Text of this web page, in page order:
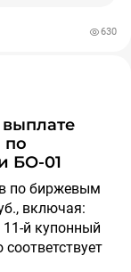
рисками и
НКР можно на
следуют
темпы
на 38,1%, до
которые
— от
630
по
БО-01
включая:
й купонный